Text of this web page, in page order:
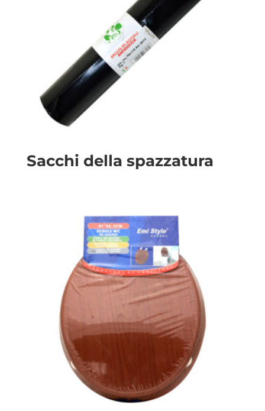
Sacchi della spazzatura